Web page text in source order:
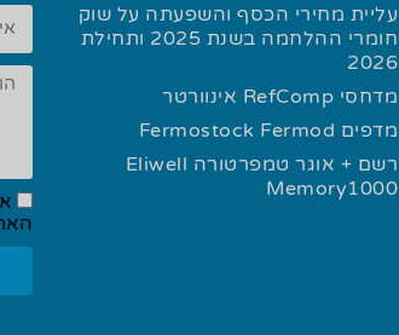
עליית מחירי הכסף והשפעתה על שוק
חומרי ההלחמה בשנת 2025 ותחילת
2026
מדחסי RefComp אינוורטר
מדפים Fermostock Fermod
רשם + אוגר טמפרטורה Eliwell
Memory1000